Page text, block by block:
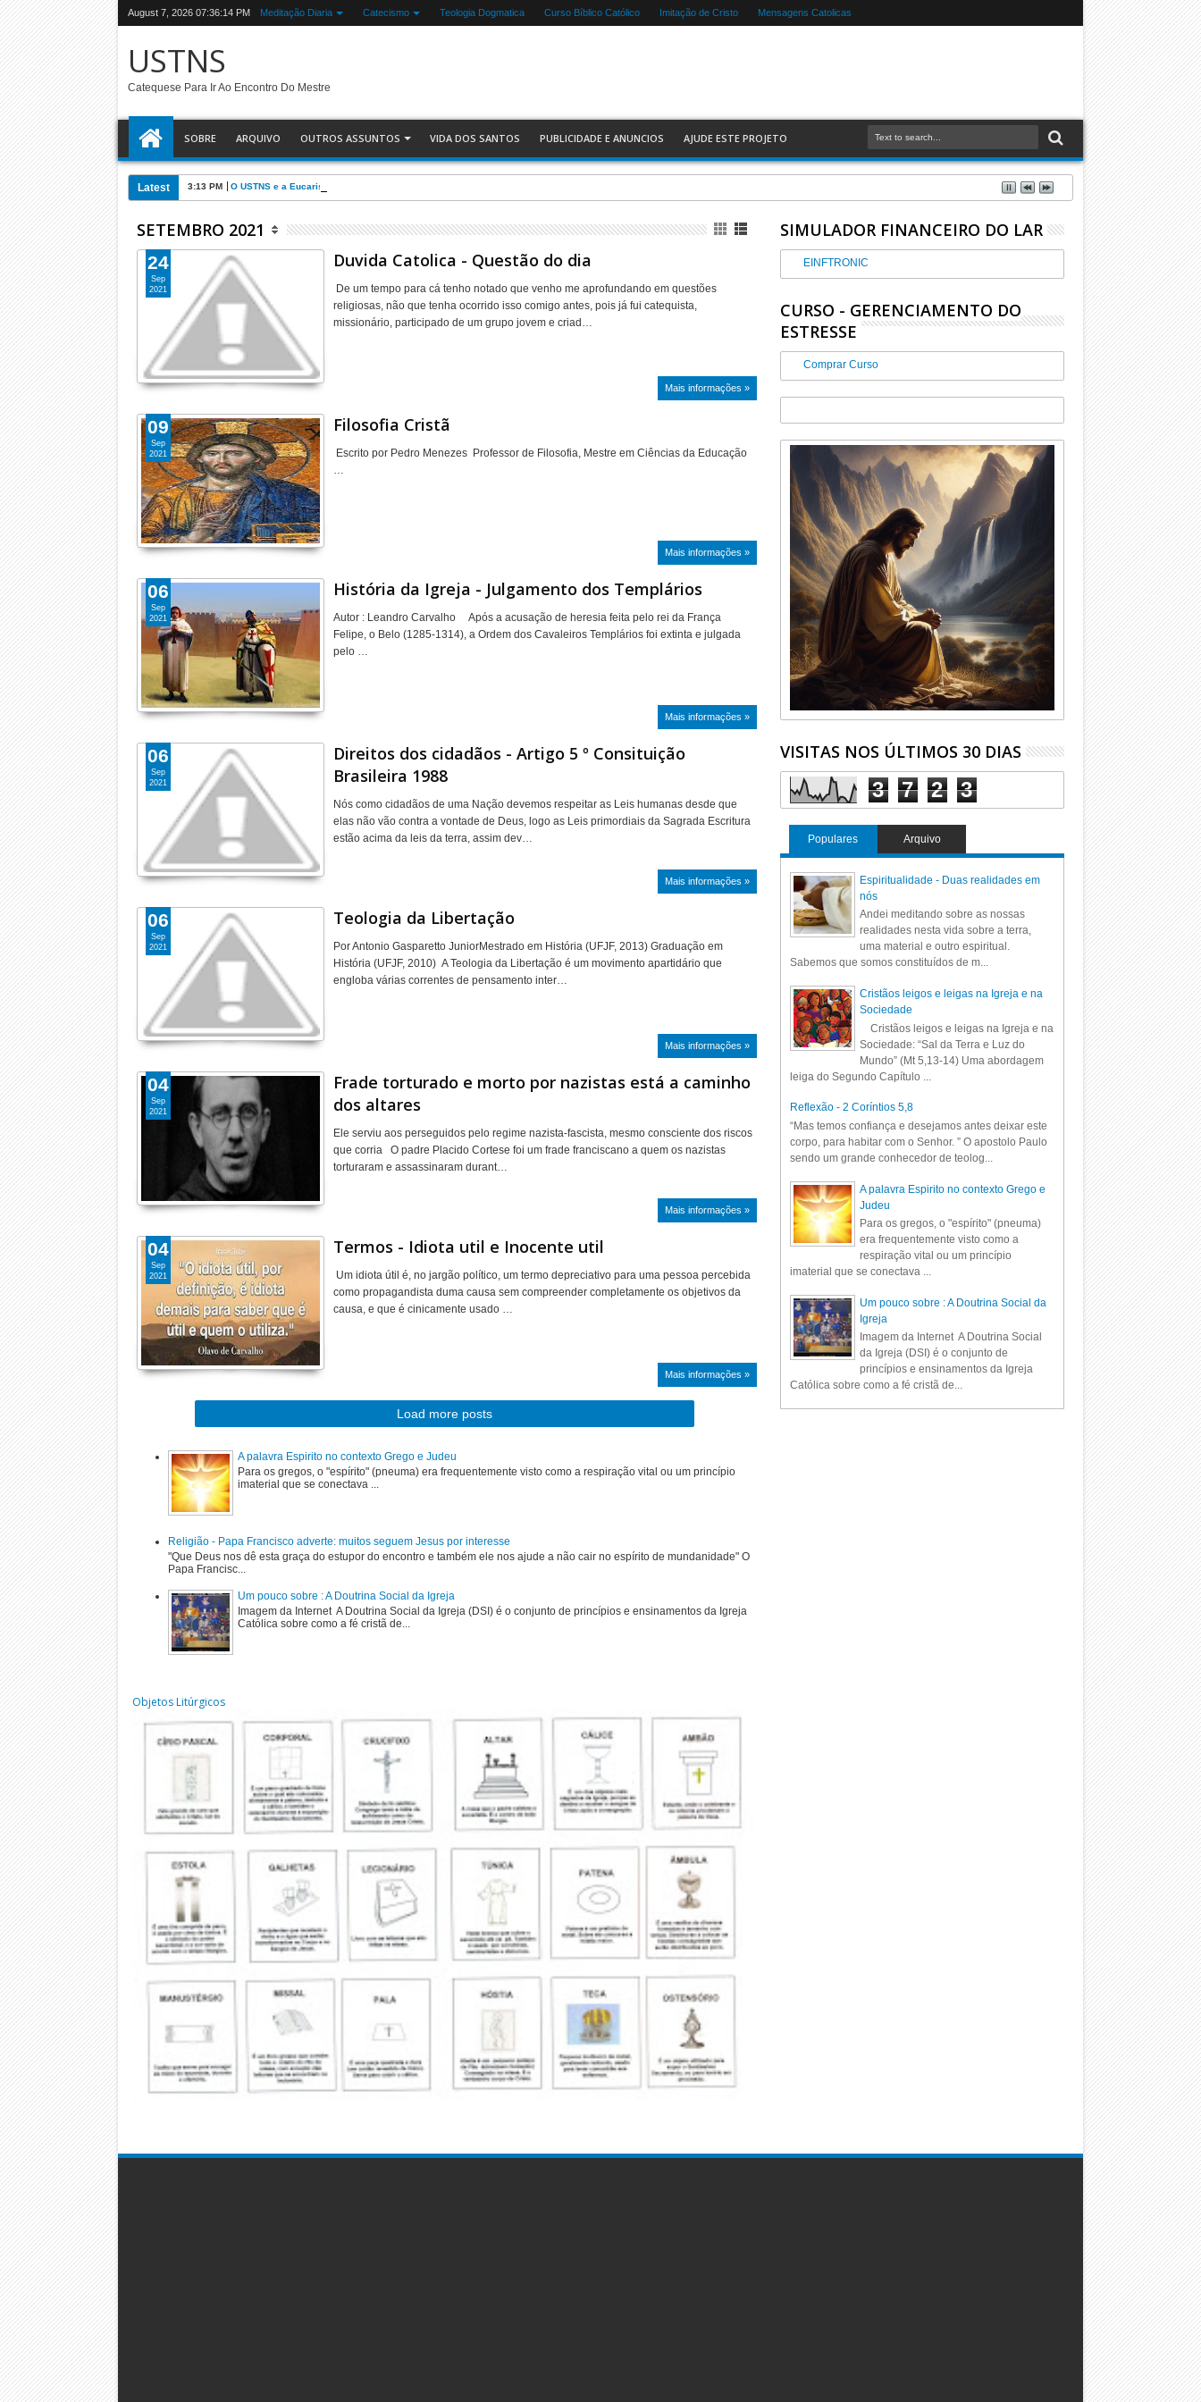
August 7, 2026 07:36:15 PM Meditação Diaria Catecismo Teologia Dogmatica Curso Bíblico Católico Imitação de Cristo Mensagens Catolicas
USTNS
Catequese Para Ir Ao Encontro Do Mestre
SOBRE ARQUIVO OUTROS ASSUNTOS VIDA DOS SANTOS PUBLICIDADE E ANUNCIOS AJUDE ESTE PROJETO
Latest 3:13 PM O USTNS e a Eucaristia
SETEMBRO 2021
Duvida Catolica - Questão do dia
De um tempo para cá tenho notado que venho me aprofundando em questões
religiosas, não que tenha ocorrido isso comigo antes, pois já fui catequista,
missionário, participado de um grupo jovem e criad…
Mais informações »
24
Sep
2021
Filosofia Cristã
Escrito por Pedro Menezes Professor de Filosofia, Mestre em Ciências da Educação
…
Mais informações »
09
Sep
2021
História da Igreja - Julgamento dos Templários
Autor : Leandro Carvalho Após a acusação de heresia feita pelo rei da França
Felipe, o Belo (1285-1314), a Ordem dos Cavaleiros Templários foi extinta e julgada
pelo …
Mais informações »
06
Sep
2021
Direitos dos cidadãos - Artigo 5 º Consituição
Brasileira 1988
Nós como cidadãos de uma Nação devemos respeitar as Leis humanas desde que
elas não vão contra a vontade de Deus, logo as Leis primordiais da Sagrada Escritura
estão acima da leis da terra, assim dev…
Mais informações »
06
Sep
2021
Teologia da Libertação
Por Antonio Gasparetto JuniorMestrado em História (UFJF, 2013) Graduação em
História (UFJF, 2010) A Teologia da Libertação é um movimento apartidário que
engloba várias correntes de pensamento inter…
Mais informações »
06
Sep
2021
Frade torturado e morto por nazistas está a caminho
dos altares
Ele serviu aos perseguidos pelo regime nazista-fascista, mesmo consciente dos riscos
que corria O padre Placido Cortese foi um frade franciscano a quem os nazistas
torturaram e assassinaram durant…
Mais informações »
04
Sep
2021
Termos - Idiota util e Inocente util
Um idiota útil é, no jargão político, um termo depreciativo para uma pessoa percebida
como propagandista duma causa sem compreender completamente os objetivos da
causa, e que é cinicamente usado …
Mais informações »
04
Sep
2021
Load more posts
A palavra Espirito no contexto Grego e Judeu
Para os gregos, o "espírito" (pneuma) era frequentemente visto como a respiração vital ou um princípio
imaterial que se conectava ...
Religião - Papa Francisco adverte: muitos seguem Jesus por interesse
"Que Deus nos dê esta graça do estupor do encontro e também ele nos ajude a não cair no espírito de mundanidade" O
Papa Francisc...
Um pouco sobre : A Doutrina Social da Igreja
Imagem da Internet A Doutrina Social da Igreja (DSI) é o conjunto de princípios e ensinamentos da Igreja
Católica sobre como a fé cristã de...
Objetos Litúrgicos
SIMULADOR FINANCEIRO DO LAR
EINFTRONIC
CURSO - GERENCIAMENTO DO
ESTRESSE
Comprar Curso
VISITAS NOS ÚLTIMOS 30 DIAS
3 7 2 3
Populares Arquivo
Espiritualidade - Duas realidades em
nós
Andei meditando sobre as nossas
realidades nesta vida sobre a terra,
uma material e outro espiritual.
Sabemos que somos constituídos de m...
Cristãos leigos e leigas na Igreja e na
Sociedade
Cristãos leigos e leigas na Igreja e na
Sociedade: “Sal da Terra e Luz do
Mundo” (Mt 5,13-14) Uma abordagem
leiga do Segundo Capítulo ...
Reflexão - 2 Coríntios 5,8
“Mas temos confiança e desejamos antes deixar este
corpo, para habitar com o Senhor. ” O apostolo Paulo
sendo um grande conhecedor de teolog...
A palavra Espirito no contexto Grego e
Judeu
Para os gregos, o "espírito" (pneuma)
era frequentemente visto como a
respiração vital ou um princípio
imaterial que se conectava ...
Um pouco sobre : A Doutrina Social da
Igreja
Imagem da Internet A Doutrina Social
da Igreja (DSI) é o conjunto de
princípios e ensinamentos da Igreja
Católica sobre como a fé cristã de...